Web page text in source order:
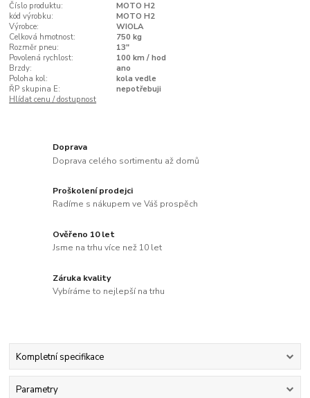
Číslo produktu:
MOTO H2
kód výrobku:
MOTO H2
Výrobce:
WIOLA
Celková hmotnost:
750 kg
Rozměr pneu:
13"
Povolená rychlost:
100 km / hod
Brzdy:
ano
Poloha kol:
kola vedle
ŘP skupina E:
nepotřebuji
Hlídat cenu / dostupnost
Doprava
Doprava celého sortimentu až domů
Proškolení prodejci
Radíme s nákupem ve Váš prospěch
Ověřeno 10 let
Jsme na trhu více než 10 let
Záruka kvality
Vybíráme to nejlepší na trhu
Kompletní specifikace
Parametry